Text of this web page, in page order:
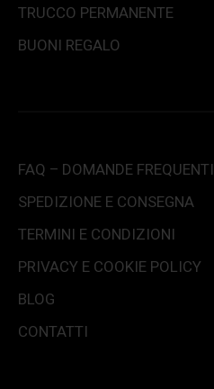
TRUCCO PERMANENTE
BUONI REGALO
FAQ – DOMANDE FREQUENTI
SPEDIZIONE E CONSEGNA
TERMINI E CONDIZIONI
PRIVACY E COOKIE POLICY
BLOG
CONTATTI